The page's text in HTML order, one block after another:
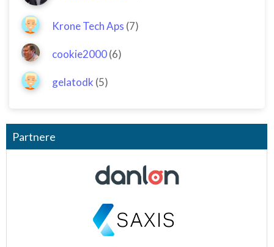
Krone Tech Aps (7)
cookie2000(6)
gelatodk (5)
Partnere